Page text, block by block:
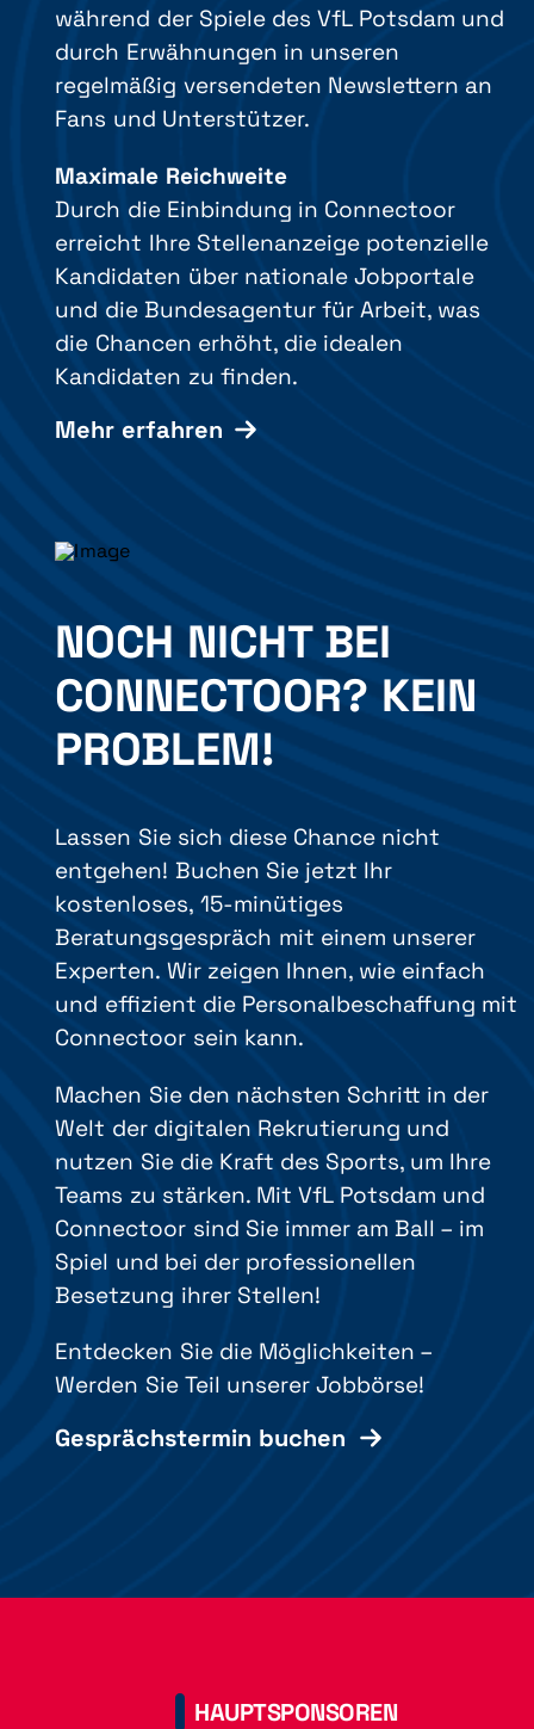
während der Spiele des VfL Potsdam und
durch Erwähnungen in unseren
regelmäßig versendeten Newslettern an
Fans und Unterstützer.
Maximale Reichweite
Durch die Einbindung in Connectoor
erreicht Ihre Stellenanzeige potenzielle
Kandidaten über nationale Jobportale
und die Bundesagentur für Arbeit, was
die Chancen erhöht, die idealen
Kandidaten zu finden.
Mehr erfahren
NOCH NICHT BEI
CONNECTOOR? KEIN
PROBLEM!
Lassen Sie sich diese Chance nicht
entgehen! Buchen Sie jetzt Ihr
kostenloses, 15-minütiges
Beratungsgespräch mit einem unserer
Experten. Wir zeigen Ihnen, wie einfach
und effizient die Personalbeschaffung mit
Connectoor sein kann.
Machen Sie den nächsten Schritt in der
Welt der digitalen Rekrutierung und
nutzen Sie die Kraft des Sports, um Ihre
Teams zu stärken. Mit VfL Potsdam und
Connectoor sind Sie immer am Ball – im
Spiel und bei der professionellen
Besetzung ihrer Stellen!
Entdecken Sie die Möglichkeiten –
Werden Sie Teil unserer Jobbörse!
Gesprächstermin buchen
HAUPTSPONSOREN